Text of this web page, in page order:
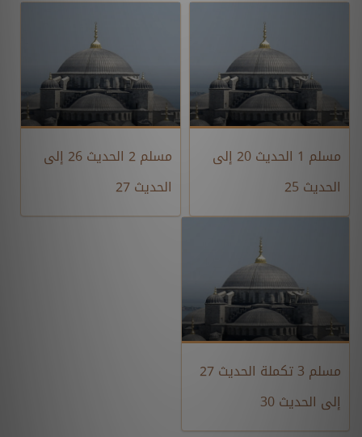
مسلم 1 الحديث 20 إلى
الحديث 25
مسلم 2 الحديث 26 إلى
الحديث 27
مسلم 3 تكملة الحديث 27
إلى الحديث 30